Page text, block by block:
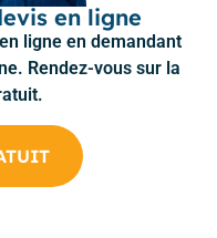
en ligne
ligne en demandant
Rendez-vous sur la